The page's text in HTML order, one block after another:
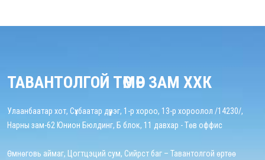
ТАВАНТОЛГОЙ ТӨМӨР ЗАМ ХХК
Улаанбаатар хот, Сүхбаатар дүүрэг, 1-р хороо, 13-р хороолол /14230/,
Нарны зам-62 Юнион Бюлдинг, Б блок, 11 давхар - Төв оффис
Өмнөговь аймаг, Цогтцэций сум, Сийрст баг – Тавантолгой өртөө